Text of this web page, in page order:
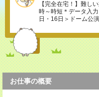
【完全在宅！】難し
時～時短＊データ入
日・16日＞ドーム公
お仕事の概要